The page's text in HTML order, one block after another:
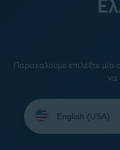
Παρακαλούμε επιλέξτε μία
να
your